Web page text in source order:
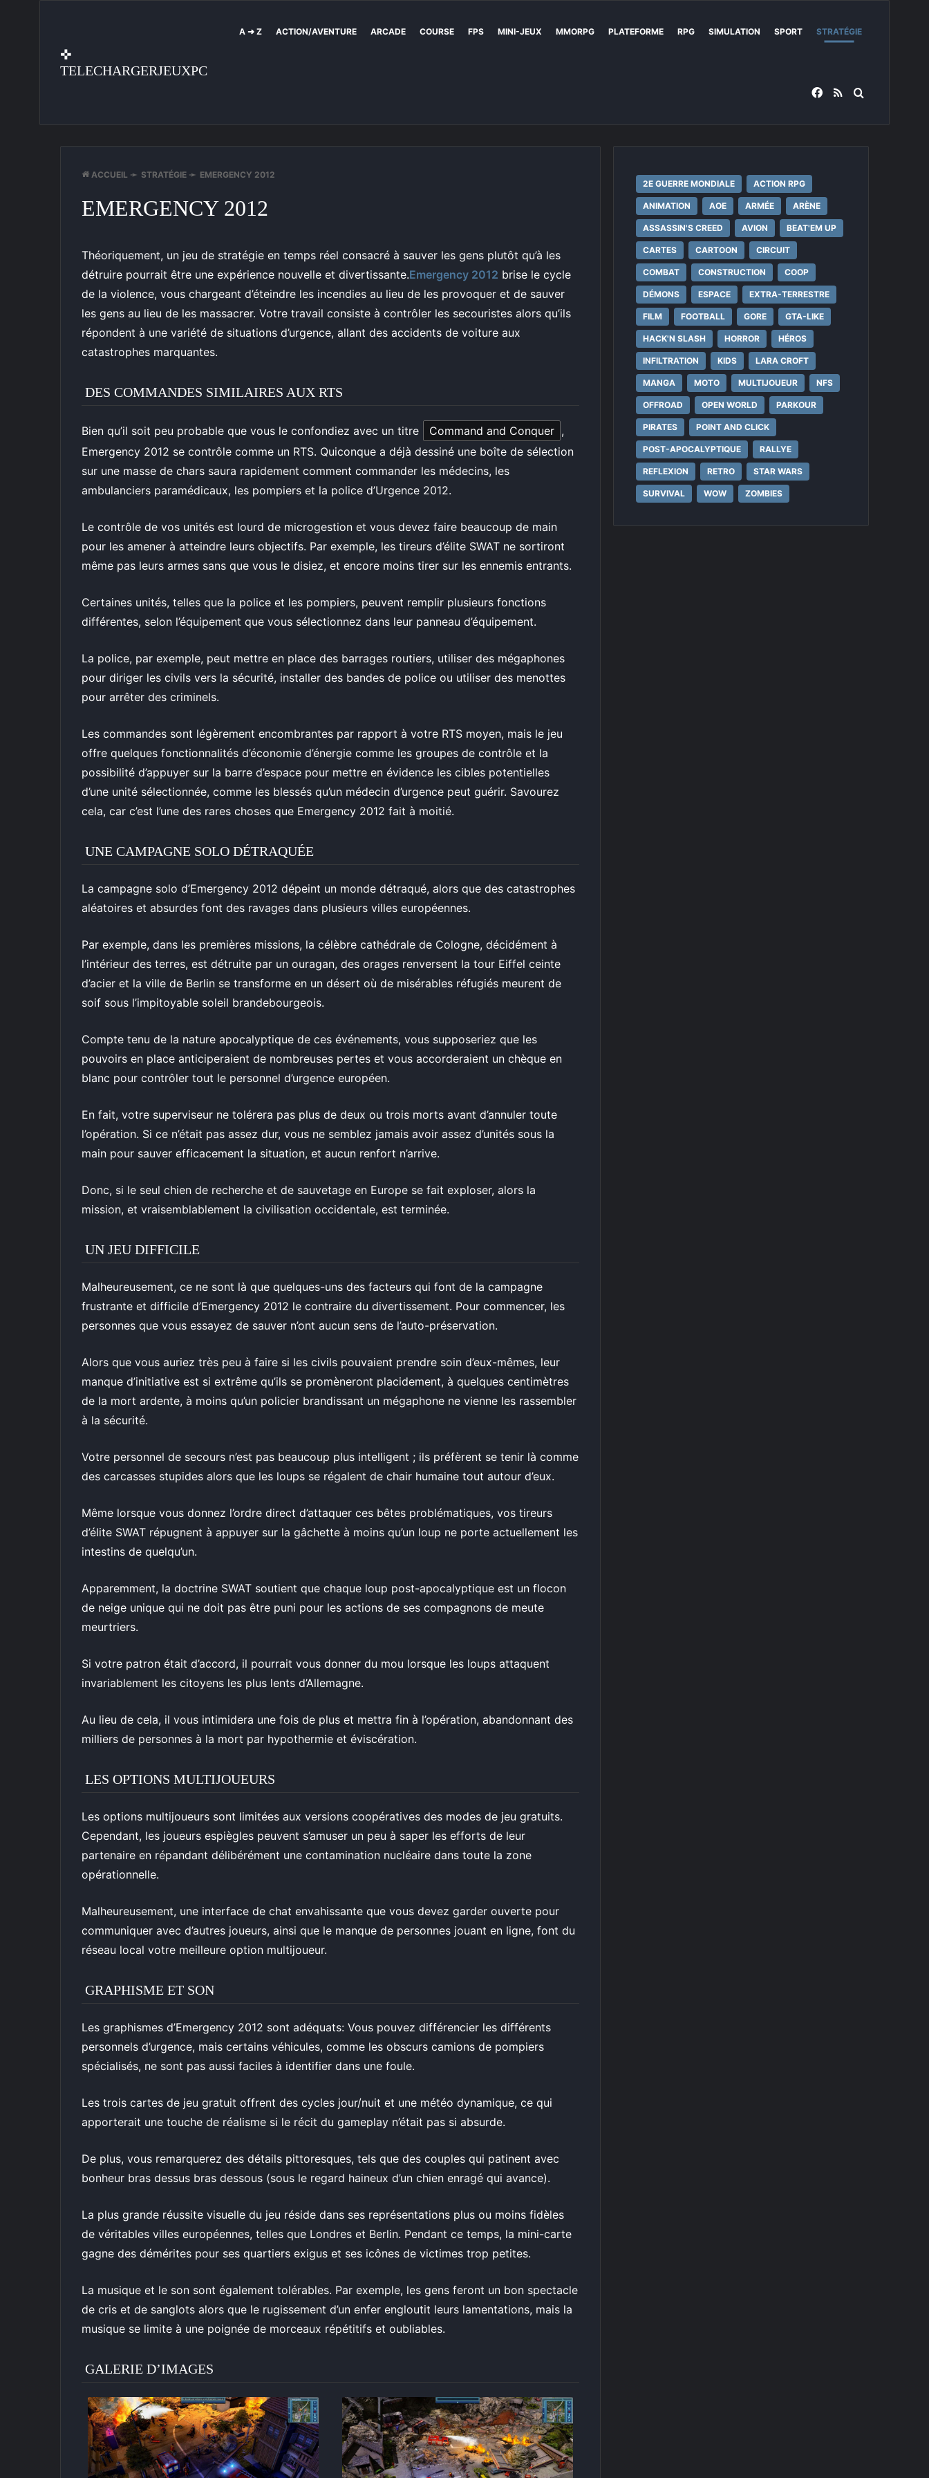
✜
TELECHARGERJEUXPC
A ➜ Z ACTION/AVENTURE ARCADE COURSE FPS MINI-JEUX MMORPG PLATEFORME RPG SIMULATION SPORT STRATÉGIE
Facebook
RSS
ACCUEIL ➛ STRATÉGIE ➛ EMERGENCY 2012
EMERGENCY 2012
Théoriquement, un jeu de stratégie en temps réel consacré à sauver les gens plutôt qu’à les
détruire pourrait être une expérience nouvelle et divertissante.Emergency 2012 brise le cycle
de la violence, vous chargeant d’éteindre les incendies au lieu de les provoquer et de sauver
les gens au lieu de les massacrer. Votre travail consiste à contrôler les secouristes alors qu’ils
répondent à une variété de situations d’urgence, allant des accidents de voiture aux
catastrophes marquantes.
DES COMMANDES SIMILAIRES AUX RTS
Bien qu’il soit peu probable que vous le confondiez avec un titre Command and Conquer ,
Emergency 2012 se contrôle comme un RTS. Quiconque a déjà dessiné une boîte de sélection
sur une masse de chars saura rapidement comment commander les médecins, les
ambulanciers paramédicaux, les pompiers et la police d’Urgence 2012.
Le contrôle de vos unités est lourd de microgestion et vous devez faire beaucoup de main
pour les amener à atteindre leurs objectifs. Par exemple, les tireurs d’élite SWAT ne sortiront
même pas leurs armes sans que vous le disiez, et encore moins tirer sur les ennemis entrants.
Certaines unités, telles que la police et les pompiers, peuvent remplir plusieurs fonctions
différentes, selon l’équipement que vous sélectionnez dans leur panneau d’équipement.
La police, par exemple, peut mettre en place des barrages routiers, utiliser des mégaphones
pour diriger les civils vers la sécurité, installer des bandes de police ou utiliser des menottes
pour arrêter des criminels.
Les commandes sont légèrement encombrantes par rapport à votre RTS moyen, mais le jeu
offre quelques fonctionnalités d’économie d’énergie comme les groupes de contrôle et la
possibilité d’appuyer sur la barre d’espace pour mettre en évidence les cibles potentielles
d’une unité sélectionnée, comme les blessés qu’un médecin d’urgence peut guérir. Savourez
cela, car c’est l’une des rares choses que Emergency 2012 fait à moitié.
UNE CAMPAGNE SOLO DÉTRAQUÉE
La campagne solo d’Emergency 2012 dépeint un monde détraqué, alors que des catastrophes
aléatoires et absurdes font des ravages dans plusieurs villes européennes.
Par exemple, dans les premières missions, la célèbre cathédrale de Cologne, décidément à
l’intérieur des terres, est détruite par un ouragan, des orages renversent la tour Eiffel ceinte
d’acier et la ville de Berlin se transforme en un désert où de misérables réfugiés meurent de
soif sous l’impitoyable soleil brandebourgeois.
Compte tenu de la nature apocalyptique de ces événements, vous supposeriez que les
pouvoirs en place anticiperaient de nombreuses pertes et vous accorderaient un chèque en
blanc pour contrôler tout le personnel d’urgence européen.
En fait, votre superviseur ne tolérera pas plus de deux ou trois morts avant d’annuler toute
l’opération. Si ce n’était pas assez dur, vous ne semblez jamais avoir assez d’unités sous la
main pour sauver efficacement la situation, et aucun renfort n’arrive.
Donc, si le seul chien de recherche et de sauvetage en Europe se fait exploser, alors la
mission, et vraisemblablement la civilisation occidentale, est terminée.
UN JEU DIFFICILE
Malheureusement, ce ne sont là que quelques-uns des facteurs qui font de la campagne
frustrante et difficile d’Emergency 2012 le contraire du divertissement. Pour commencer, les
personnes que vous essayez de sauver n’ont aucun sens de l’auto-préservation.
Alors que vous auriez très peu à faire si les civils pouvaient prendre soin d’eux-mêmes, leur
manque d’initiative est si extrême qu’ils se promèneront placidement, à quelques centimètres
de la mort ardente, à moins qu’un policier brandissant un mégaphone ne vienne les rassembler
à la sécurité.
Votre personnel de secours n’est pas beaucoup plus intelligent ; ils préfèrent se tenir là comme
des carcasses stupides alors que les loups se régalent de chair humaine tout autour d’eux.
Même lorsque vous donnez l’ordre direct d’attaquer ces bêtes problématiques, vos tireurs
d’élite SWAT répugnent à appuyer sur la gâchette à moins qu’un loup ne porte actuellement les
intestins de quelqu’un.
Apparemment, la doctrine SWAT soutient que chaque loup post-apocalyptique est un flocon
de neige unique qui ne doit pas être puni pour les actions de ses compagnons de meute
meurtriers.
Si votre patron était d’accord, il pourrait vous donner du mou lorsque les loups attaquent
invariablement les citoyens les plus lents d’Allemagne.
Au lieu de cela, il vous intimidera une fois de plus et mettra fin à l’opération, abandonnant des
milliers de personnes à la mort par hypothermie et éviscération.
LES OPTIONS MULTIJOUEURS
Les options multijoueurs sont limitées aux versions coopératives des modes de jeu gratuits.
Cependant, les joueurs espiègles peuvent s’amuser un peu à saper les efforts de leur
partenaire en répandant délibérément une contamination nucléaire dans toute la zone
opérationnelle.
Malheureusement, une interface de chat envahissante que vous devez garder ouverte pour
communiquer avec d’autres joueurs, ainsi que le manque de personnes jouant en ligne, font du
réseau local votre meilleure option multijoueur.
GRAPHISME ET SON
Les graphismes d’Emergency 2012 sont adéquats: Vous pouvez différencier les différents
personnels d’urgence, mais certains véhicules, comme les obscurs camions de pompiers
spécialisés, ne sont pas aussi faciles à identifier dans une foule.
Les trois cartes de jeu gratuit offrent des cycles jour/nuit et une météo dynamique, ce qui
apporterait une touche de réalisme si le récit du gameplay n’était pas si absurde.
De plus, vous remarquerez des détails pittoresques, tels que des couples qui patinent avec
bonheur bras dessus bras dessous (sous le regard haineux d’un chien enragé qui avance).
La plus grande réussite visuelle du jeu réside dans ses représentations plus ou moins fidèles
de véritables villes européennes, telles que Londres et Berlin. Pendant ce temps, la mini-carte
gagne des démérites pour ses quartiers exigus et ses icônes de victimes trop petites.
La musique et le son sont également tolérables. Par exemple, les gens feront un bon spectacle
de cris et de sanglots alors que le rugissement d’un enfer engloutit leurs lamentations, mais la
musique se limite à une poignée de morceaux répétitifs et oubliables.
GALERIE D’IMAGES
2E GUERRE MONDIALE ACTION RPG
ANIMATION AOE ARMÉE ARÈNE
ASSASSIN'S CREED AVION BEAT'EM UP
CARTES CARTOON CIRCUIT
COMBAT CONSTRUCTION COOP
DÉMONS ESPACE EXTRA-TERRESTRE
FILM FOOTBALL GORE GTA-LIKE
HACK'N SLASH HORROR HÉROS
INFILTRATION KIDS LARA CROFT
MANGA MOTO MULTIJOUEUR NFS
OFFROAD OPEN WORLD PARKOUR
PIRATES POINT AND CLICK
POST-APOCALYPTIQUE RALLYE
REFLEXION RETRO STAR WARS
SURVIVAL WOW ZOMBIES